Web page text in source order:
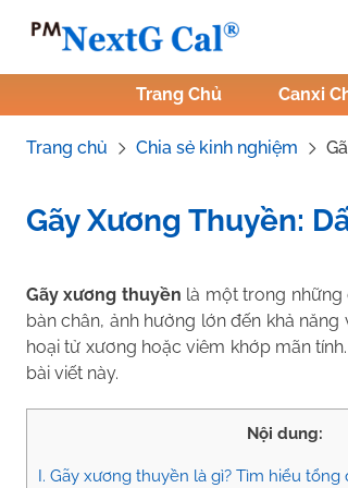
Trang Chủ
Canxi
Trang chủ Chia sẻ kinh nghiệm
Gãy Xương Thuyền:
Tác Giả: Nguyễn Thị Hiền. Tham vấn y
Gãy xương thuyền là một trong những
bàn chân, ảnh hưởng lớn đến khả
hoại tử xương hoặc viêm khớp mãn
bài viết này.
Nội dung:
I. Gãy xương thuyền là gì? Tìm hiểu tổng